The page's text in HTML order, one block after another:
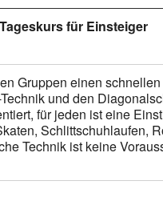
Tageskurs für Einsteiger
Gruppen einen
und den
für jeden ist eine
Schlittschuhlaufen,
Technik ist keine